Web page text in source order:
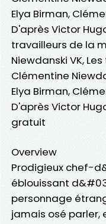
Elya Birman,
D'après Victor
travailleurs de la
Niewdanski VK,
Clémentine
Elya Birman,
D'après Victor
gratuit
Overview
Prodigieux chef-
éblouissant
personnage
jamais osé parler,